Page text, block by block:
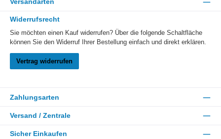
Versandarten
Widerrufsrecht
Sie möchten einen Kauf widerrufen? Über die folgende Schaltfläche
können Sie den Widerruf Ihrer Bestellung einfach und direkt erklären.
Vertrag widerrufen
Zahlungsarten
Versand / Zentrale
Sicher Einkaufen